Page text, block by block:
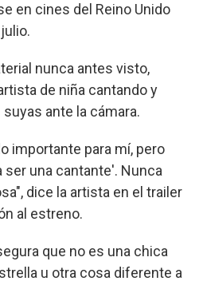
en cines del Reino Unido
nunca antes visto,
de niña cantando y
ante la cámara.
importante para mí, pero
ser una cantante'. Nunca
dice la artista en el trailer
al estreno.
que no es una chica
u otra cosa diferente a